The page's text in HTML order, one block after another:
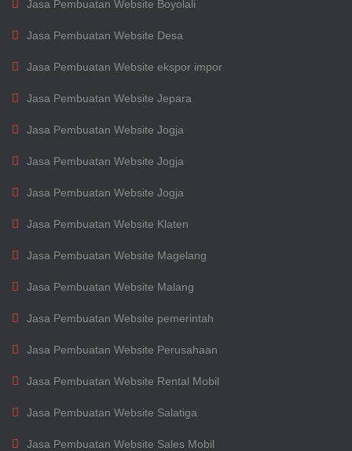
Jasa Pembuatan Website Boyolali
Jasa Pembuatan Website Desa
Jasa Pembuatan Website ekspor impor
Jasa Pembuatan Website Jepara
Jasa Pembuatan Website Jogja
Jasa Pembuatan Website Jogja
Jasa Pembuatan Website Jogja
Jasa Pembuatan Website Klaten
Jasa Pembuatan Website Magelang
Jasa Pembuatan Website Malang
Jasa Pembuatan Website pemerintah
Jasa Pembuatan Website Perusahaan
Jasa Pembuatan Website Rental Mobil
Jasa Pembuatan Website Salatiga
Jasa Pembuatan Website Sales Mobil